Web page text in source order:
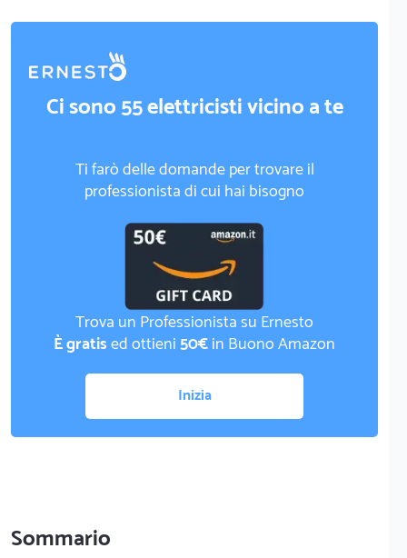
Ci sono 55 elettricisti vicino a te
Ti farò delle domande per trovare il
professionista di cui hai bisogno
Trova un Professionista su Ernesto
È gratised ottieni50€in Buono Amazon
Inizia
Sommario